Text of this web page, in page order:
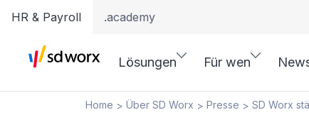
HR & Payroll .academy
Lösungen Für wen
Home > Über SD Worx > Presse > SD Worx